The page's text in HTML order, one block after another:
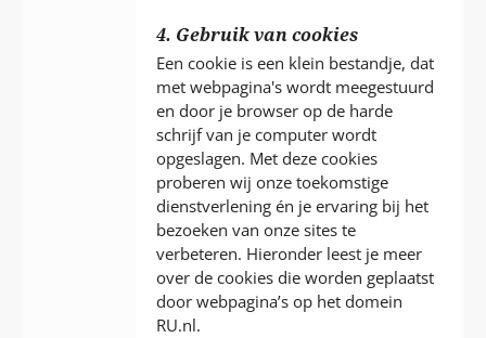
4. Gebruik van cookies
Een cookie is een klein bestandje, dat
met webpagina's wordt meegestuurd
en door je browser op de harde
schrijf van je computer wordt
opgeslagen. Met deze cookies
proberen wij onze toekomstige
dienstverlening én je ervaring bij het
bezoeken van onze sites te
verbeteren. Hieronder leest je meer
over de cookies die worden geplaatst
door webpagina’s op het domein
RU.nl.